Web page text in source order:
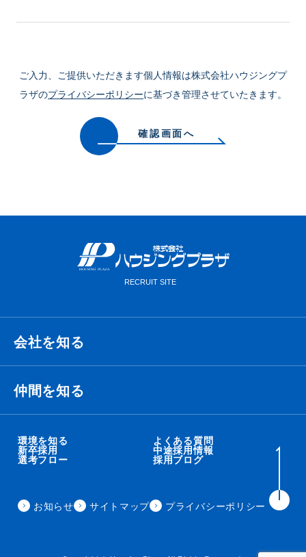
ご入力、ご提供いただきます個人情報は株式会社ハウジングプ
ラザのプライバシーポリシーに基づき管理させていたきます。
確認画面へ
会社を知る
経営理念・ビジョン・ミッション
職種紹介
事業内容
仲間を知る
衛藤 侑也
住田 秀昭
環境を知る よくある質問
新卒採用 中途採用情報
選考フロー 採用ブログ
お知らせ サイトマップ プライバシーポリシー